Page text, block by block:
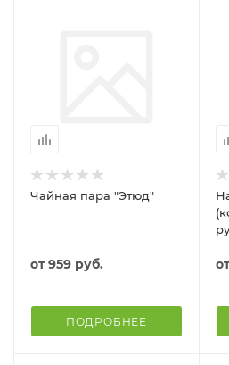
Чайная пара "Этюд"
от959 руб.
ПОДРОБНЕЕ